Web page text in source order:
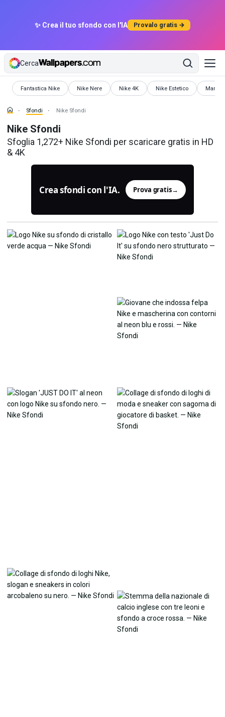
✨ Crea il tuo sfondo con l'IA Provalo gratis →
Cerca
Fantastica Nike
Sfondi Nike Nere
Sfondi Nike 4K
Sfondi Nike Estetico
Sfondi Sfondi
Sfondi Nike Sfondi
Nike Sfondi
Sfoglia 1,272+ Nike Sfondi per scaricare gratis in HD
& 4K
Crea sfondi con l'IA. Prova gratis→